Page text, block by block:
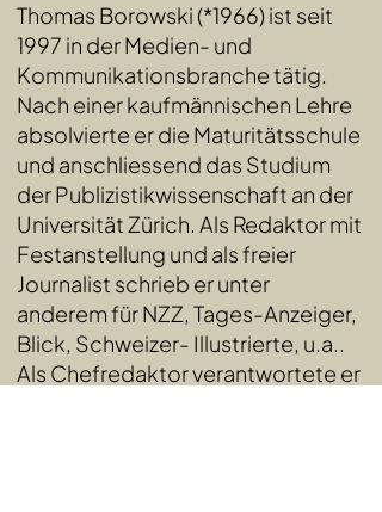
Thomas Borowski (*1966) ist seit
1997 in der Medien- und
Kommunikationsbranche tätig.
Nach einer kaufmännischen Lehre
absolvierte er die Maturitätsschule
und anschliessend das Studium
der Publizistikwissenschaft an der
Universität Zürich. Als Redaktor mit
Festanstellung und als freier
Journalist schrieb er unter
anderem für NZZ, Tages-Anzeiger,
Blick, Schweizer- Illustrierte, u.a..
Als Chefredaktor verantwortete er